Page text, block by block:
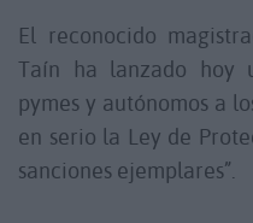
El reconocido
Taín ha lanzado hoy
pymes y autónomos a
en serio la Ley de
sanciones ejemplares”.